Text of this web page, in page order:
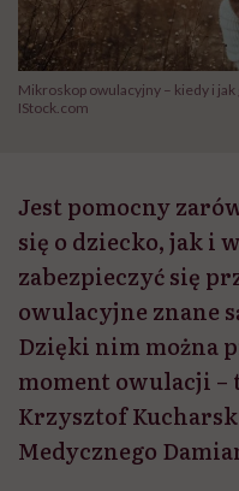
Mikroskop owulacyjny – kiedy i jak
IStock.com
Jest pomocny
się o dziecko, jak i
zabezpieczyć się
owulacyjne znane
Dzięki nim można
moment owulacji –
Krzysztof
Medycznego